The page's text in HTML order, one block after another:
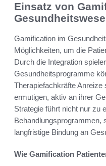
Einsatz von
Gamification im
Möglichkeiten, um die
Durch die Integration
Gesundheitsprogramme
Therapiefachkräfte Anreize
ermutigen, aktiv an ihrer
Strategie führt nicht nur zu
Behandlungsprogrammen,
langfristige Bindung an
Wie Gamification